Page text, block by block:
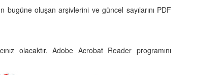
oluşan arşivlerini ve güncel sayılarını PDF
olacaktır. Adobe Acrobat Reader programını